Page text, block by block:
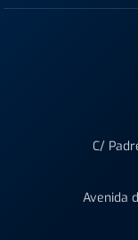
C/
Avenida